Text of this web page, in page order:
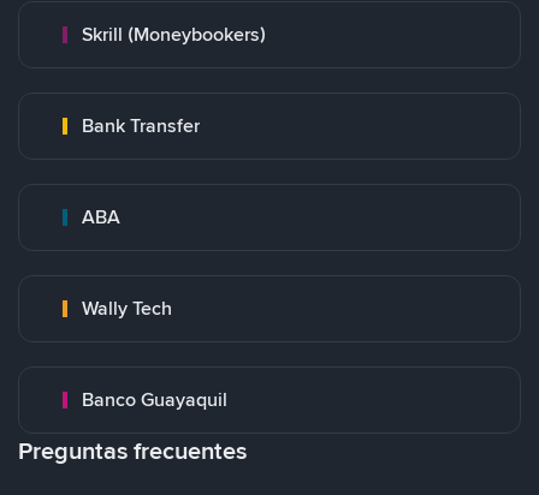
Skrill (Moneybookers)
Bank Transfer
ABA
Wally Tech
Banco Guayaquil
Preguntas frecuentes